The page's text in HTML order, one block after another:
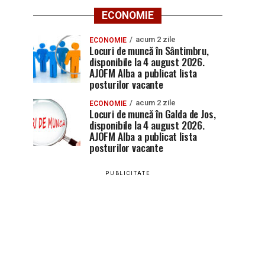
ECONOMIE
ECONOMIE acum 2 zile
Locuri de muncă în Sântimbru,
disponibile la 4 august 2026.
AJOFM Alba a publicat lista
posturilor vacante
ECONOMIE acum 2 zile
Locuri de muncă în Galda de Jos,
disponibile la 4 august 2026.
AJOFM Alba a publicat lista
posturilor vacante
PUBLICITATE